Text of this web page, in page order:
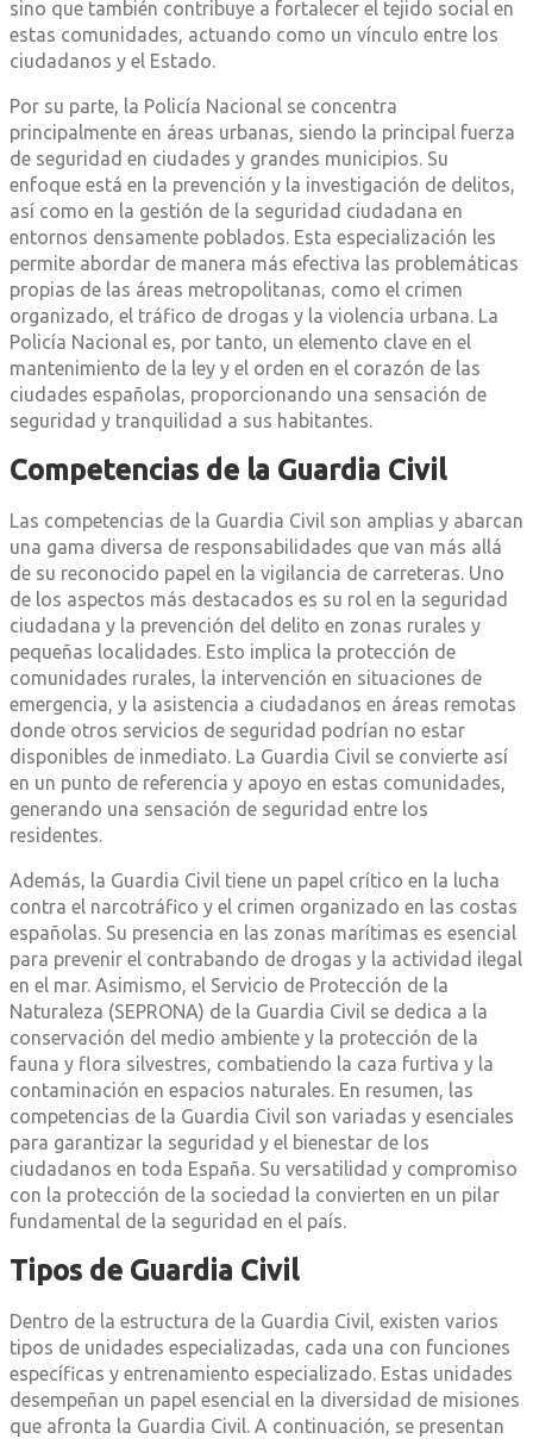
sino que también contribuye a fortalecer el tejido social en
estas comunidades, actuando como un vínculo entre los
ciudadanos y el Estado.
Por su parte, la Policía Nacional se concentra
principalmente en áreas urbanas, siendo la principal fuerza
de seguridad en ciudades y grandes municipios. Su
enfoque está en la prevención y la investigación de delitos,
así como en la gestión de la seguridad ciudadana en
entornos densamente poblados. Esta especialización les
permite abordar de manera más efectiva las problemáticas
propias de las áreas metropolitanas, como el crimen
organizado, el tráfico de drogas y la violencia urbana. La
Policía Nacional es, por tanto, un elemento clave en el
mantenimiento de la ley y el orden en el corazón de las
ciudades españolas, proporcionando una sensación de
seguridad y tranquilidad a sus habitantes.
Competencias de la Guardia Civil
Las competencias de la Guardia Civil son amplias y abarcan
una gama diversa de responsabilidades que van más allá
de su reconocido papel en la vigilancia de carreteras. Uno
de los aspectos más destacados es su rol en la seguridad
ciudadana y la prevención del delito en zonas rurales y
pequeñas localidades. Esto implica la protección de
comunidades rurales, la intervención en situaciones de
emergencia, y la asistencia a ciudadanos en áreas remotas
donde otros servicios de seguridad podrían no estar
disponibles de inmediato. La Guardia Civil se convierte así
en un punto de referencia y apoyo en estas comunidades,
generando una sensación de seguridad entre los
residentes.
Además, la Guardia Civil tiene un papel crítico en la lucha
contra el narcotráfico y el crimen organizado en las costas
españolas. Su presencia en las zonas marítimas es esencial
para prevenir el contrabando de drogas y la actividad ilegal
en el mar. Asimismo, el Servicio de Protección de la
Naturaleza (SEPRONA) de la Guardia Civil se dedica a la
conservación del medio ambiente y la protección de la
fauna y flora silvestres, combatiendo la caza furtiva y la
contaminación en espacios naturales. En resumen, las
competencias de la Guardia Civil son variadas y esenciales
para garantizar la seguridad y el bienestar de los
ciudadanos en toda España. Su versatilidad y compromiso
con la protección de la sociedad la convierten en un pilar
fundamental de la seguridad en el país.
Tipos de Guardia Civil
Dentro de la estructura de la Guardia Civil, existen varios
tipos de unidades especializadas, cada una con funciones
específicas y entrenamiento especializado. Estas unidades
desempeñan un papel esencial en la diversidad de misiones
que afronta la Guardia Civil. A continuación, se presentan